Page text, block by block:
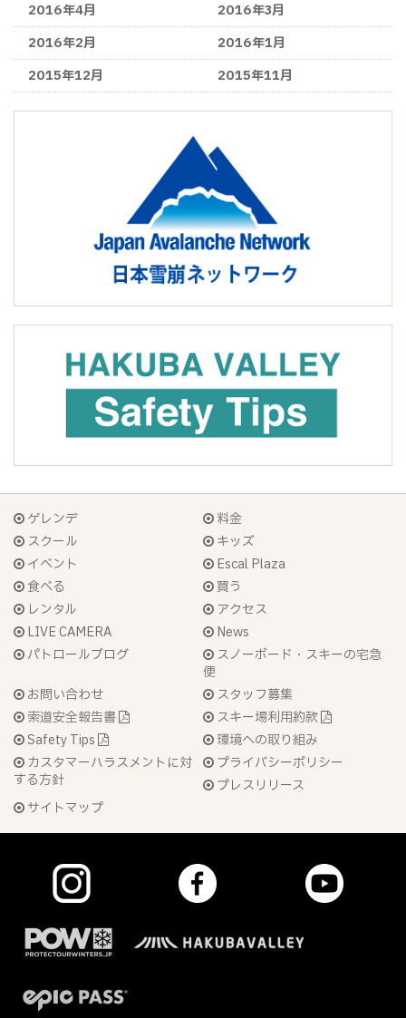
2016年4月
2016年3月
2016年2月
2016年1月
2015年12月
2015年11月
ゲレンデ
料金
スクール
キッズ
イベント
Escal Plaza
食べる
買う
レンタル
アクセス
LIVE CAMERA
News
パトロールブログ
スノーボード・スキーの宅急
便
お問い合わせ
スタッフ募集
索道安全報告書
スキー場利用約款
Safety Tips
環境への取り組み
カスタマーハラスメントに対
する方針
プライバシーポリシー
プレスリリース
サイトマップ